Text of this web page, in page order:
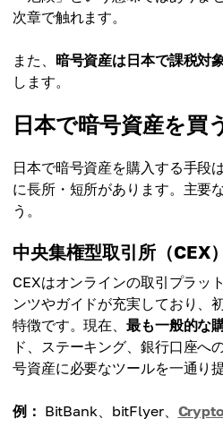
次章で触れます。
また、 暗号資産は日本で課税対
します。
日本で暗号資産を買
日本で暗号資産を購入する手段
に長所・短所があります。主要
う。
中央集権型取引所（CEX）
CEXはオンラインの取引プラッ
ンツやガイドが充実しており、
特徴です。現在、最も一般的な
ド、ステーキング、銀行口座へ
号資産に必要なツールを一通り
例： BitBank、bitFlyer、